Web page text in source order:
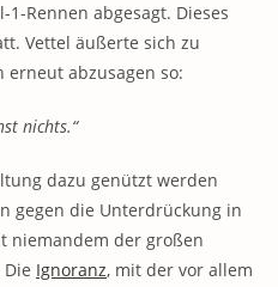
Rennen abgesagt. Dieses
Vettel äußerte sich zu
erneut abzusagen so:
nichts.“
dazu genützt werden
gegen die Unterdrückung in
niemandem der großen
Ignoranz, mit der vor allem